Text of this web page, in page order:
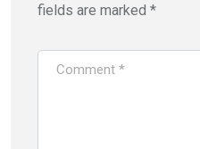
fields are marked *